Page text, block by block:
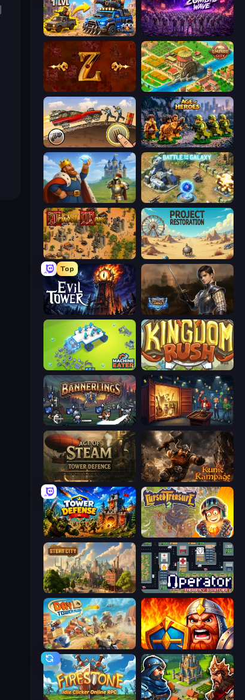
AOD - Art Of Defense Idle Zombie Wave: Survivors
Tzared Empire City
Earn to Die: Zombie Ride Age of Heroes
Idle Crafting Empire Tycoon Battle for the Galaxy
Feudal Wars Project Restoration
Top
Evil Tower Battle Arena
Machine Eater Kingdom Rush
Bannerlings Container Auction
Age of Steam Tower Defence Runic Rampage
Tower Defense Cursed Treasure 2
Steam City Operator: Emergency Dispatcher
Day D Tower Rush WarLink: Crown & Clash